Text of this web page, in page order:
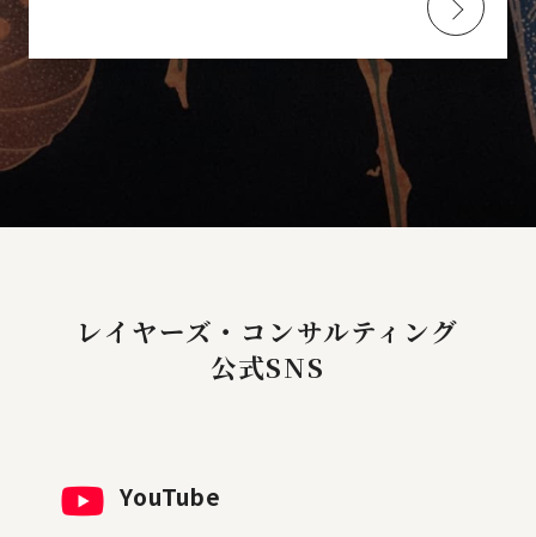
レイヤーズ・コンサルティング
公式SNS
YouTube